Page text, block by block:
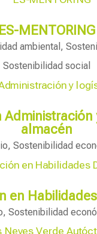
ES-MENTORING
ambiental ,
Sostenibilidad social
almacén
, Sostenibilidad
en
, Sostenibilidad